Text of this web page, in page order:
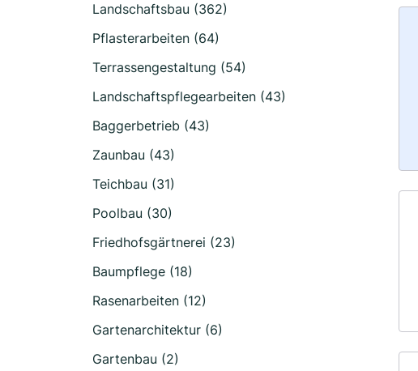
Landschaftsbau (362)
Pflasterarbeiten (64)
Terrassengestaltung (54)
Landschaftspflegearbeiten (43)
Baggerbetrieb (43)
Zaunbau (43)
Teichbau (31)
Poolbau (30)
Friedhofsgärtnerei (23)
Baumpflege (18)
Rasenarbeiten (12)
Gartenarchitektur (6)
Gartenbau (2)